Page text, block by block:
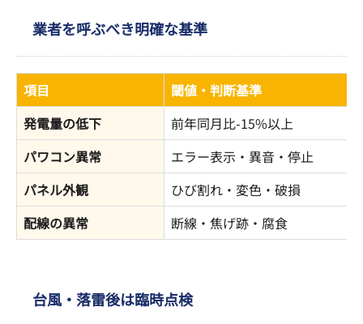
業者を呼ぶべき明確な基準
項目
閾値・判断基準
発電量の低下
前年同月比-15%以上
パワコン異常
エラー表示・異音・停止
パネル外観
ひび割れ・変色・破損
配線の異常
断線・焦げ跡・腐食
台風・落雷後は臨時点検